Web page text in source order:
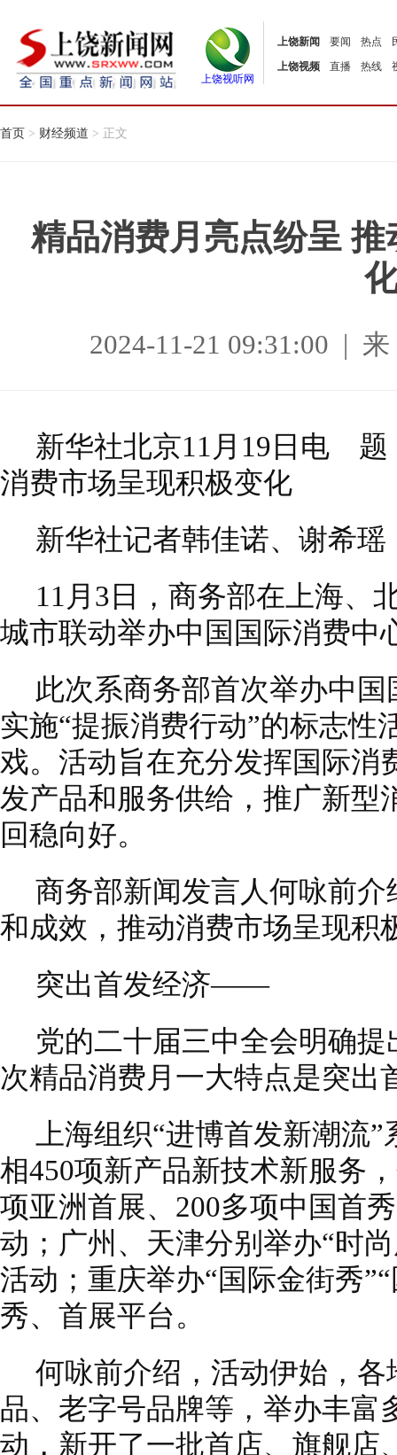
上饶视听网
上饶新闻 要闻 热点
上饶视频
直播 热线
首页 > 财经频道 > 正文
精品消费月亮点纷呈
2024-11-21 09:31:00 |
新华社北京11月19日电 题
消费市场呈现积极变化
新华社记者韩佳诺、谢希瑶
11月3日，商务部在上海、
城市联动举办中国国际消费中
此次系商务部首次举办中
实施“提振消费行动”的标志性
戏。活动旨在充分发挥国际消
发产品和服务供给，推广新型
回稳向好。
商务部新闻发言人何咏前
和成效，推动消费市场呈现积
突出首发经济——
党的二十届三中全会明确
次精品消费月一大特点是突出
上海组织“进博首发新潮流
相450项新产品新技术新服务
项亚洲首展、200多项中国首
动；广州、天津分别举办“时
活动；重庆举办“国际金街秀
秀、首展平台。
何咏前介绍，活动伊始，
品、老字号品牌等，举办丰富
动，新开了一批首店、旗舰店